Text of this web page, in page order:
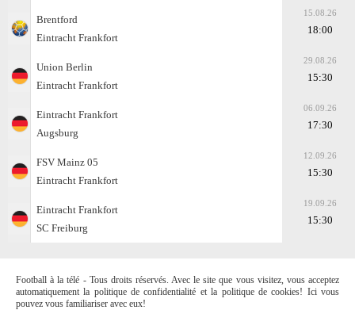
Brentford
Eintracht Frankfоrt
15.08.26
18:00
Union Berlin
Eintracht Frankfоrt
29.08.26
15:30
Eintracht Frankfоrt
Augsburg
06.09.26
17:30
FSV Mainz 05
Eintracht Frankfоrt
12.09.26
15:30
Eintracht Frankfоrt
SC Freiburg
19.09.26
15:30
Football à la télé - Tous droits réservés. Avec le site que vous visitez, vous acceptez
automatiquement la politique de confidentialité et la politique de cookies! Ici vous
pouvez vous familiariser avec eux!